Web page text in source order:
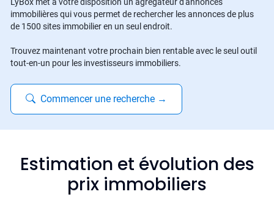
immobilières qui vous permet de rechercher les annonces de plus
de 1500 sites immobilier en un seul endroit.
Trouvez maintenant votre prochain bien rentable avec le seul outil
tout-en-un pour les investisseurs immobiliers.
Commencer une recherche →
Estimation et évolution des
prix immobiliers